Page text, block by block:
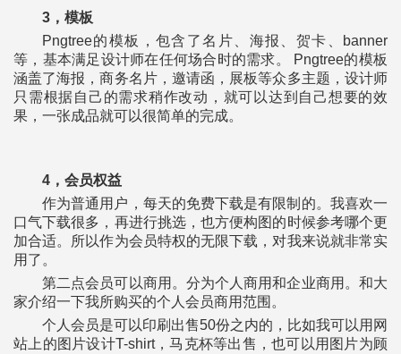
3，模板
Pngtree的模板，包含了名片、海报、贺卡、banner
等，基本满足设计师在任何场合时的需求。 Pngtree的模板
涵盖了海报，商务名片，邀请函，展板等众多主题，设计师
只需根据自己的需求稍作改动，就可以达到自己想要的效
果，一张成品就可以很简单的完成。
4，会员权益
作为普通用户，每天的免费下载是有限制的。我喜欢一
口气下载很多，再进行挑选，也方便构图的时候参考哪个更
加合适。所以作为会员特权的无限下载，对我来说就非常实
用了。
第二点会员可以商用。分为个人商用和企业商用。和大
家介绍一下我所购买的个人会员商用范围。
个人会员是可以印刷出售50份之内的，比如我可以用网
站上的图片设计T-shirt，马克杯等出售，也可以用图片为顾